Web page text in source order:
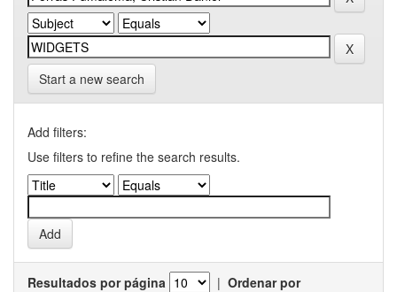
Start a new search
Add filters:
Use filters to refine the search results.
Resultados por página | Ordenar por